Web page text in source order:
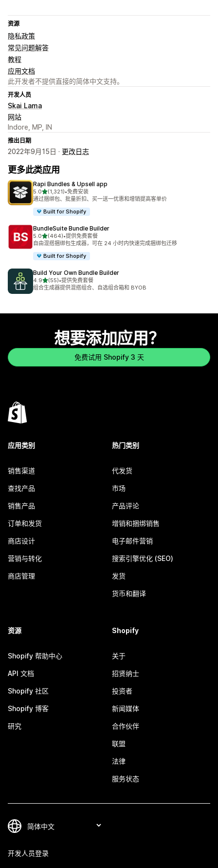
资源
隐私政策
常见问题解答
教程
应用文档
此开发者不提供直接的简体中文支持。
开发人员
Skai Lama
网站
Indore, MP, IN
推出日期
2022年9月15日 · 更改日志
更多此类应用
Rapi Bundles & Upsell app
5.0星（满分 5 星）
(1,321)
总共 1321 条评论
•免费安装
通过捆绑包、批量折扣、买一送一优惠和增销提高客单价
Built for Shopify
BundleSuite Bundle Builder
5.0星（满分 5 星）
(464)
总共 464 条评论
•提供免费套餐
自由混搭捆绑包生成器，可在 24 小时内快速完成捆绑包迁移
Built for Shopify
Build Your Own Bundle Builder
4.9星（满分 5 星）
(55)
总共 55 条评论
•提供免费套餐
组合生成器提供混搭组合、自选组合箱和 BYOB
想要添加应用？
免费试用 Shopify 3 天
应用类别
销售渠道
查找产品
销售产品
订单和发货
商店设计
营销与转化
商店管理
热门类别
代发货
市场
产品评论
增销和捆绑销售
电子邮件营销
搜索引擎优化 (SEO)
发货
货币和翻译
资源
Shopify 帮助中心
API 文档
Shopify 社区
Shopify 博客
研究
Shopify
关于
招贤纳士
投资者
新闻媒体
合作伙伴
联盟
法律
服务状态
开发人员登录